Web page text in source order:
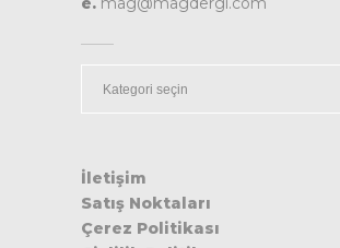
İletişim
Satış Noktaları
Çerez Politikası